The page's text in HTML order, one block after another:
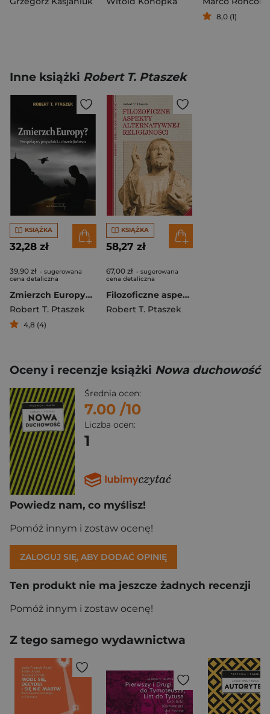
8,0 (1)
Inne książki Robert T. Ptaszek
KSIĄŻKA
32,28 zł
39,90 zł - sugerowana
cena detaliczna
Zmierzch Europy? Perspektywy przyszłości a chrześcijaństwo
Robert T. Ptaszek
4,8 (4)
KSIĄŻKA
58,27 zł
67,00 zł - sugerowana
cena detaliczna
Filozoficzne aspekty alternatywnej religijności
Robert T. Ptaszek
Oceny i recenzje książki Nowa duchowość
Średnia ocen:
7.00 /10
Liczba ocen:
1
Powiedz nam, co myślisz!
Pomóż innym i zostaw ocenę!
ZALOGUJ SIĘ, ABY DODAĆ OPINIĘ
Ten produkt nie ma jeszcze żadnych recenzji
Pomóż innym i zostaw ocenę!
Z tego samego wydawnictwa